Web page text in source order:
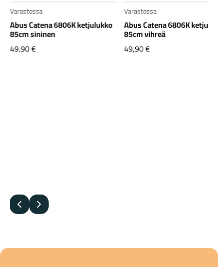
Varastossa
Abus Catena 6806K ketjulukko
85cm sininen
49,90€
Varastossa
Abus Catena 6806K
85cm vihreä
49,90€
Edellinen
Seuraava